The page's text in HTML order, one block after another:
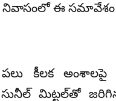
నివాసంలో ఈ సమావేశం
కీలక అంశాలపై
సునీల్ మిట్టల్‌తో